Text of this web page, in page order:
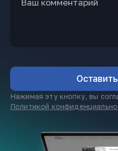
Нажимая эту кнопку, вы
Политикой